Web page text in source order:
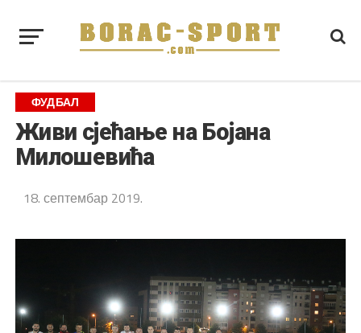
ФУДБАЛ
Живи сјећање на Бојана
Милошевића
18. септембар 2019.